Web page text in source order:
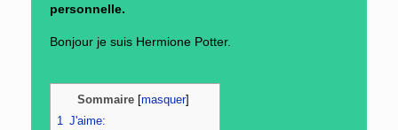
personnelle.
Bonjour je suis Hermione Potter.
Sommaire [masquer]
1
J'aime: